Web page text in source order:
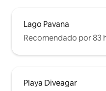
Lago Pavana
Recomendado por 83
Playa Diveagar